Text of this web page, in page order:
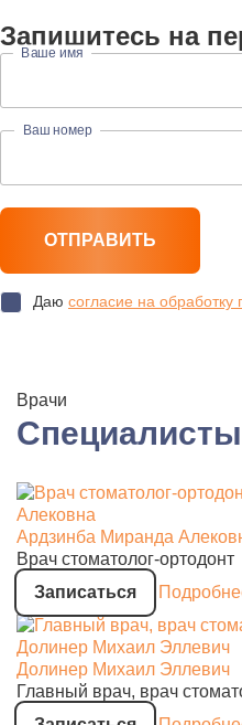
Запишитесь на
Ваше имя
Ваш номер
Даю согласие на
Врачи
Ардзинба Миранда
Врач стоматолог-ортодонт
Записаться
Долинер Михаил Эллевич
Главный врач, врач